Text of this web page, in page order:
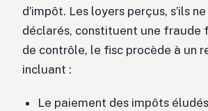
d’impôt. Les loyers perçus, s’ils
déclarés, constituent une fraude
de contrôle, le fisc procède à un
incluant :
Le paiement des impôts